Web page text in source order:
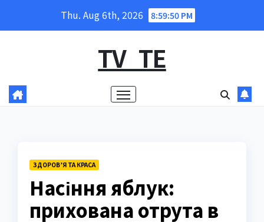
Thu. Aug 6th, 2026 8:59:51 PM
TV_TE
ЗДОРОВ’Я ТА КРАСА
Насіння яблук:
прихована отрута в